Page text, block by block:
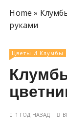
Home »
руками
Цветы И Клумбы
1 ГОД НАЗАД